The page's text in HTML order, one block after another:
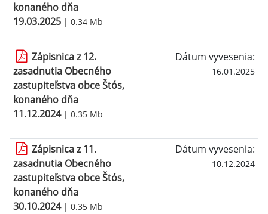
konaného dňa
19.03.2025 | 0.34 Mb
Zápisnica z 12.
zasadnutia Obecného
zastupiteľstva obce Štós,
konaného dňa
11.12.2024| 0.35 Mb
Dátum vyvesenia:
16.01.2025
Zápisnica z 11.
zasadnutia Obecného
zastupiteľstva obce Štós,
konaného dňa
30.10.2024| 0.35 Mb
Dátum vyvesenia:
10.12.2024